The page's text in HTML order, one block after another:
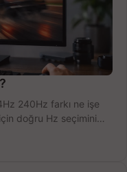
240Hz farkı ne işe
doğru Hz seçimini